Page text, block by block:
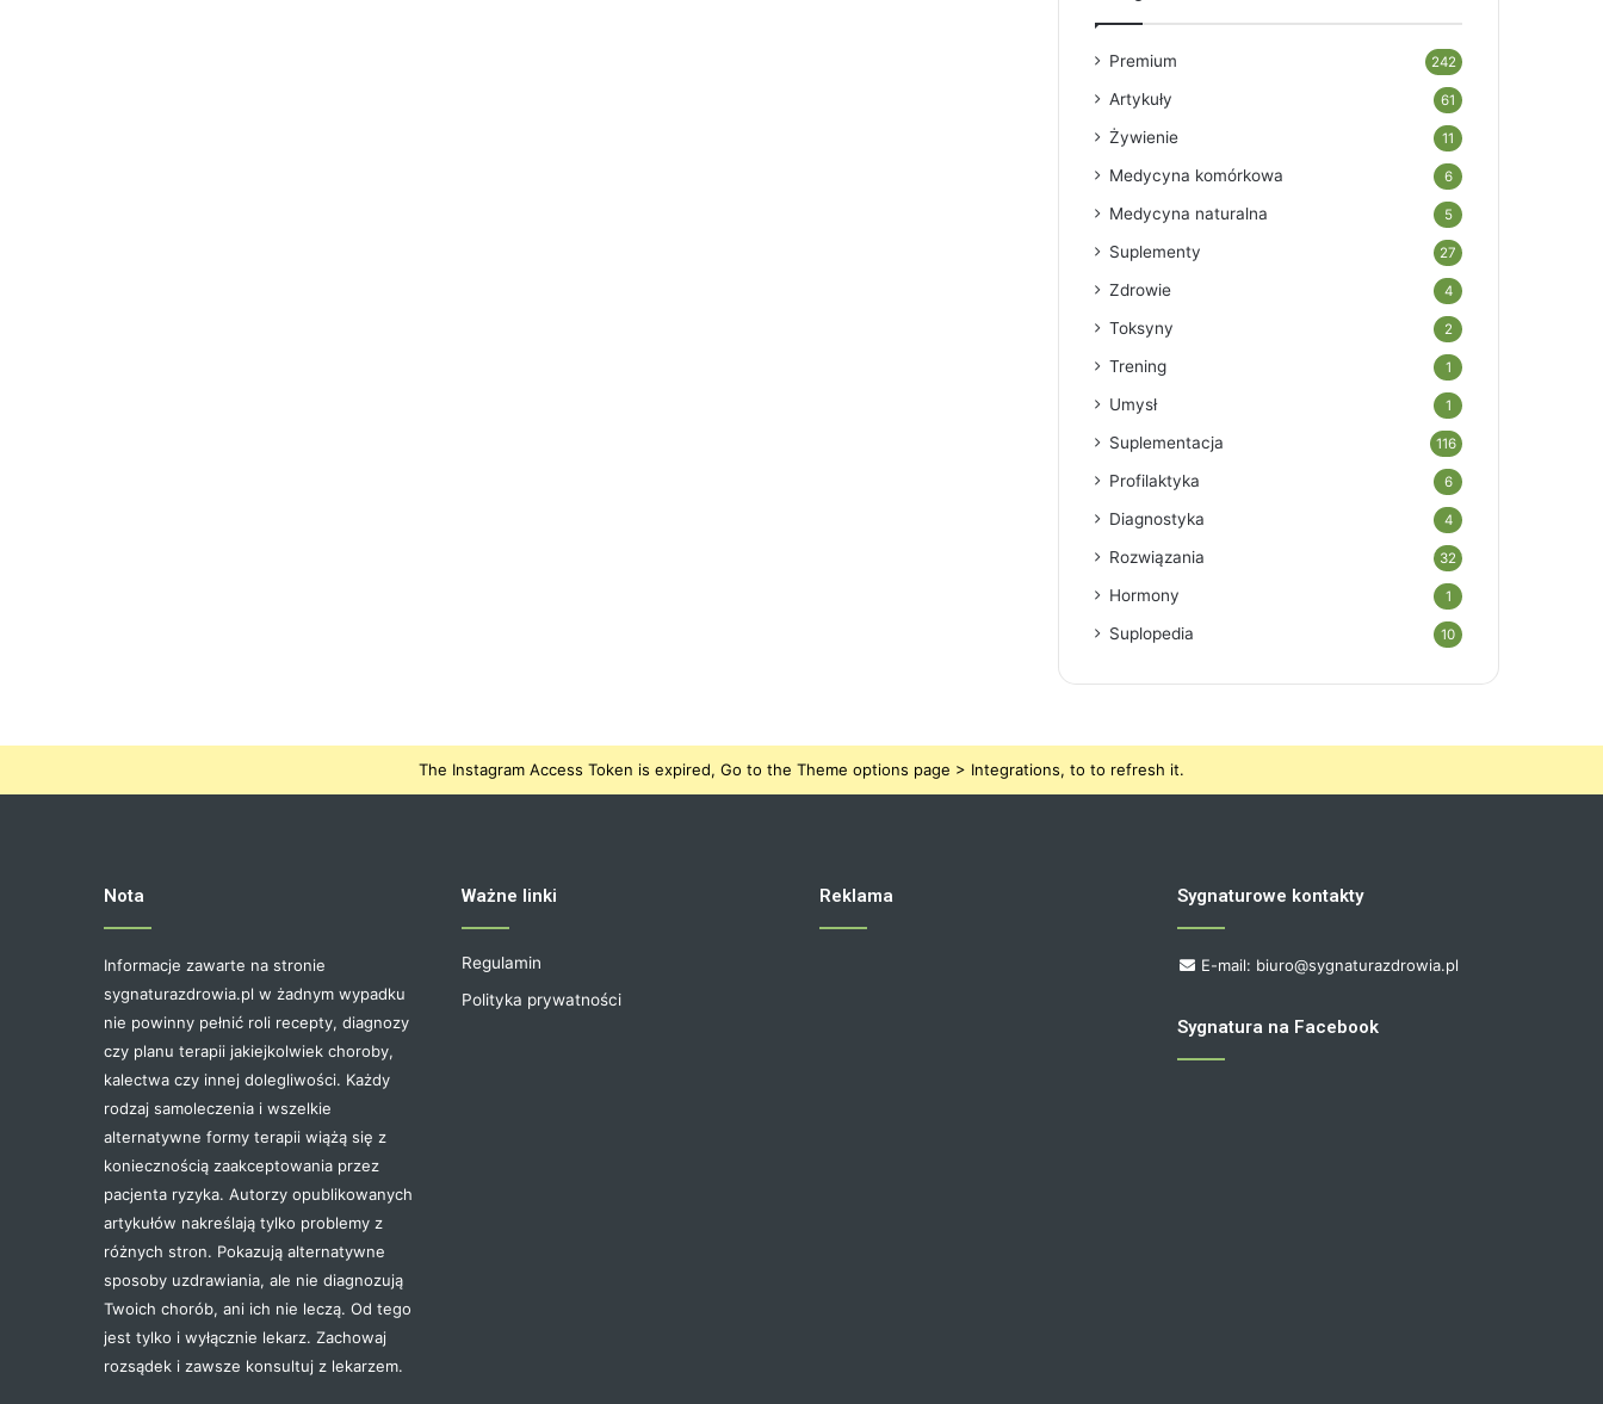
Premium 242
Artykuły 61
Żywienie 11
Medycyna komórkowa 6
Medycyna naturalna 5
Suplementy 27
Zdrowie 4
Toksyny 2
Trening 1
Umysł 1
Suplementacja 116
Profilaktyka 6
Diagnostyka 4
Rozwiązania 32
Hormony 1
Suplopedia 10
The Instagram Access Token is expired, Go to the Theme options page > Integrations, to to refresh it.
Nota
Informacje zawarte na stronie
sygnaturazdrowia.pl w żadnym wypadku
nie powinny pełnić roli recepty, diagnozy
czy planu terapii jakiejkolwiek choroby,
kalectwa czy innej dolegliwości. Każdy
rodzaj samoleczenia i wszelkie
alternatywne formy terapii wiążą się z
koniecznością zaakceptowania przez
pacjenta ryzyka. Autorzy opublikowanych
artykułów nakreślają tylko problemy z
różnych stron. Pokazują alternatywne
sposoby uzdrawiania, ale nie diagnozują
Twoich chorób, ani ich nie leczą. Od tego
jest tylko i wyłącznie lekarz. Zachowaj
rozsądek i zawsze konsultuj z lekarzem.
Ważne linki
Regulamin
Polityka prywatności
Reklama Sygnaturowe kontakty
E-mail: biuro@sygnaturazdrowia.pl
Sygnatura na Facebook